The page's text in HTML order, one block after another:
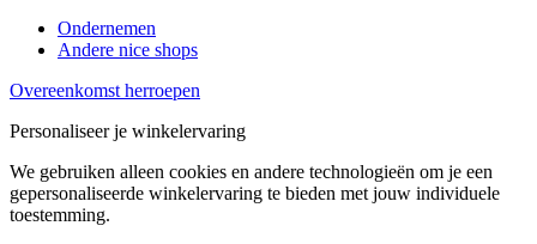
Ondernemen
Andere nice shops
Overeenkomst herroepen
Personaliseer je winkelervaring
We gebruiken alleen cookies en andere technologieën om je een
gepersonaliseerde winkelervaring te bieden met jouw individuele
toestemming.